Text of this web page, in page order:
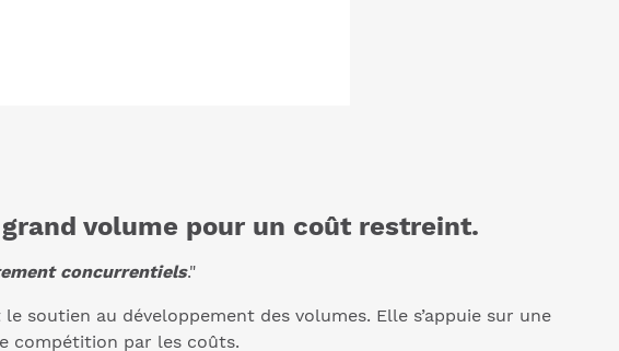
volume pour un coût restreint.
concurrentiels."
soutien au développement des volumes. Elle s’appuie sur une
compétition par les coûts.